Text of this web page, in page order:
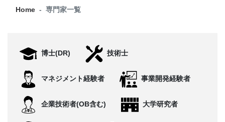
Q&A
CONTACT
Home 専門家一覧
博士(DR) 技術士
マネジメント経験者 事業開発経験者
企業技術者(OB含む) 大学研究者